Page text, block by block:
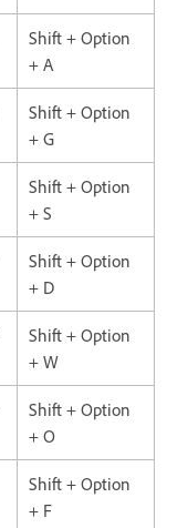
Shift + Option
+ A
Shift + Option
+ G
Shift + Option
+ S
Shift + Option
+ D
Shift + Option
+ W
Shift + Option
+ O
Shift + Option
+ F